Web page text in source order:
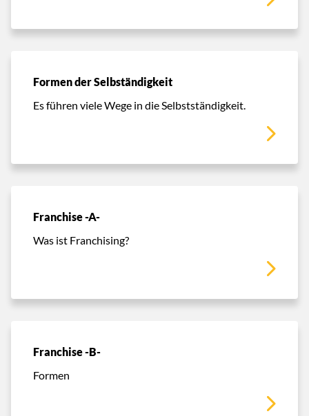
Formen der Selbständigkeit
Es führen viele Wege in die Selbstständigkeit.
Franchise -A-
Was ist Franchising?
Franchise -B-
Formen